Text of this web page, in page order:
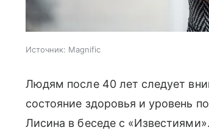
Источник: Magnific
Людям после 40 лет следует
состояние здоровья и уровень
Лисина в беседе с «Известиями».